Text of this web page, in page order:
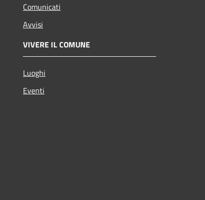
Comunicati
Avvisi
VIVERE IL COMUNE
Luoghi
Eventi